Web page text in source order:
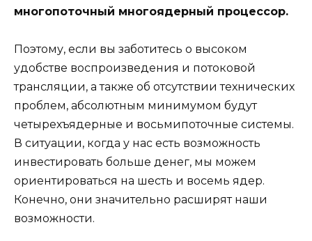
многопоточный многоядерный процессор.
Поэтому, если вы заботитесь о высоком
удобстве воспроизведения и потоковой
трансляции, а также об отсутствии технических
проблем, абсолютным минимумом будут
четырехъядерные и восьмипоточные системы.
В ситуации, когда у нас есть возможность
инвестировать больше денег, мы можем
ориентироваться на шесть и восемь ядер.
Конечно, они значительно расширят наши
возможности.